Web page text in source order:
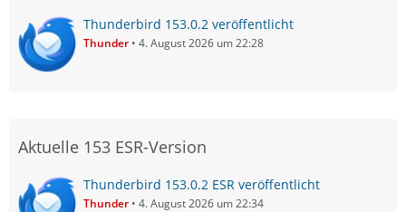
Thunderbird 153.0.2 veröffentlicht
Thunder 4. August 2026 um 22:28
Aktuelle 153 ESR-Version
Thunderbird 153.0.2 ESR veröffentlicht
Thunder 4. August 2026 um 22:34